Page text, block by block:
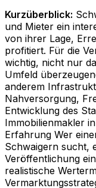
Kurzüberblick:
und Mieter ein
von ihrer Lage,
profitiert. Für die
wichtig, nicht nur
Umfeld
anderem
Nahversorgung,
Entwicklung des
Immobilienmakler
Erfahrung Wer
Schwaigern sucht,
Veröffentlichung
realistische